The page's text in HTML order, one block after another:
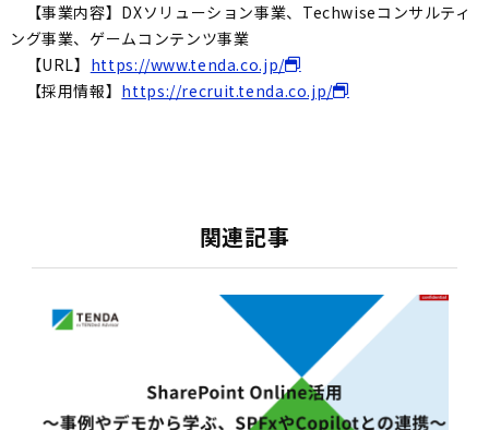
【事業内容】DXソリューション事業、Techwiseコンサルティ
ング事業、ゲームコンテンツ事業
【URL】 https://www.tenda.co.jp/
【採用情報】 https://recruit.tenda.co.jp/
関連記事